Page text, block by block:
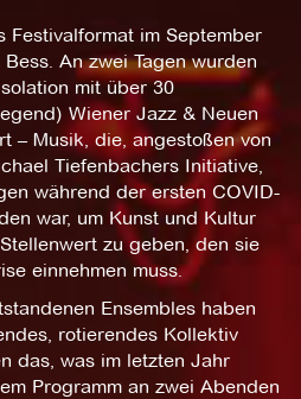
Festivalformat im September
An zwei Tagen wurden
mit über 30
Wiener Jazz & Neuen
– Musik, die, angestoßen von
Tiefenbachers Initiative,
während der ersten COVID-
war, um Kunst und Kultur
zu geben, den sie
einnehmen muss.
Ensembles haben
rotierendes Kollektiv
das, was im letzten Jahr
Programm an zwei Abenden